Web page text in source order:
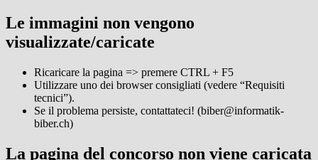
Le immagini non vengono
visualizzate/caricate
Ricaricare la pagina => premere CTRL + F5
Utilizzare uno dei browser consigliati (vedere “Requisiti
tecnici”).
Se il problema persiste, contattateci! (biber@informatik-
biber.ch)
La pagina del concorso non viene caricata